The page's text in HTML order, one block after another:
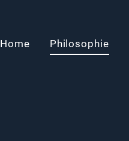
Home Philosophie